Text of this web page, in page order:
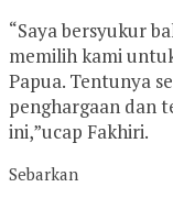
“Saya bersyukur
memilih kami
Papua. Tentunya
penghargaan dan
ini,”ucap Fakhiri.
Sebarkan